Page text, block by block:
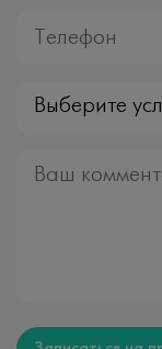
Выберите